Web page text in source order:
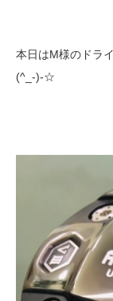
本日はM様のドラ
(^_-)-☆